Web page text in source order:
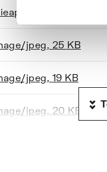
application/pdf
jpeg, 25 KB
jpeg, 19 KB
jpeg, 20 KB